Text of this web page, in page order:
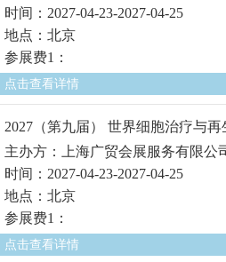
时间：2027-04-23-2027-04-25
地点：北京
参展费1：
点击查看详情
2027（第九届） 世界细胞治疗与
主办方：上海广贸会展服务有限公
时间：2027-04-23-2027-04-25
地点：北京
参展费1：
点击查看详情